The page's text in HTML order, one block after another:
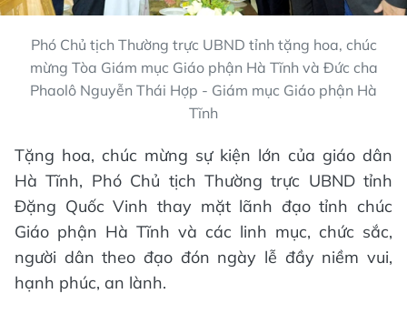
Phó Chủ tịch Thường trực UBND tỉnh tặng hoa, chúc
mừng Tòa Giám mục Giáo phận Hà Tĩnh và Đức cha
Phaolô Nguyễn Thái Hợp - Giám mục Giáo phận Hà
Tĩnh
Tặng hoa, chúc mừng sự kiện lớn của giáo dân
Hà Tĩnh, Phó Chủ tịch Thường trực UBND tỉnh
Đặng Quốc Vinh thay mặt lãnh đạo tỉnh chúc
Giáo phận Hà Tĩnh và các linh mục, chức sắc,
người dân theo đạo đón ngày lễ đầy niềm vui,
hạnh phúc, an lành.